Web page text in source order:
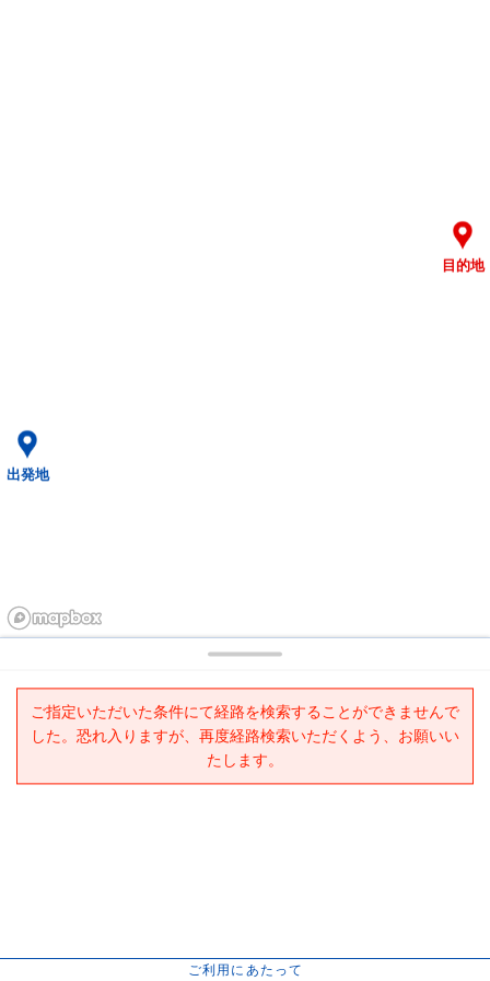
目的地
出発地
ご指定いただいた条件にて経路を検索することができませんで
した。恐れ入りますが、再度経路検索いただくよう、お願いい
たします。
ご利用にあたって